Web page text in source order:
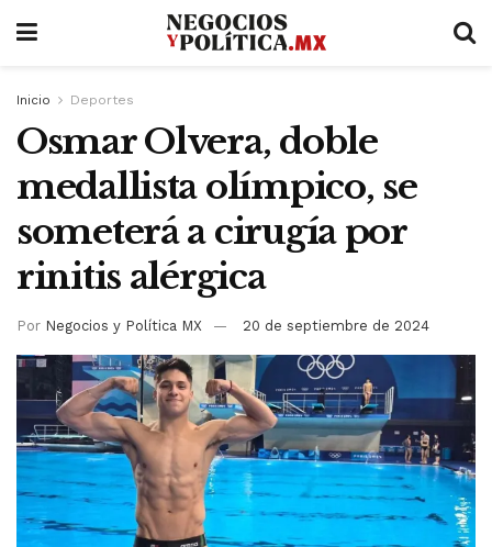
Inicio Deportes
Osmar Olvera, doble
medallista olímpico, se
someterá a cirugía por
rinitis alérgica
Por Negocios y Política MX 20 de septiembre de 2024